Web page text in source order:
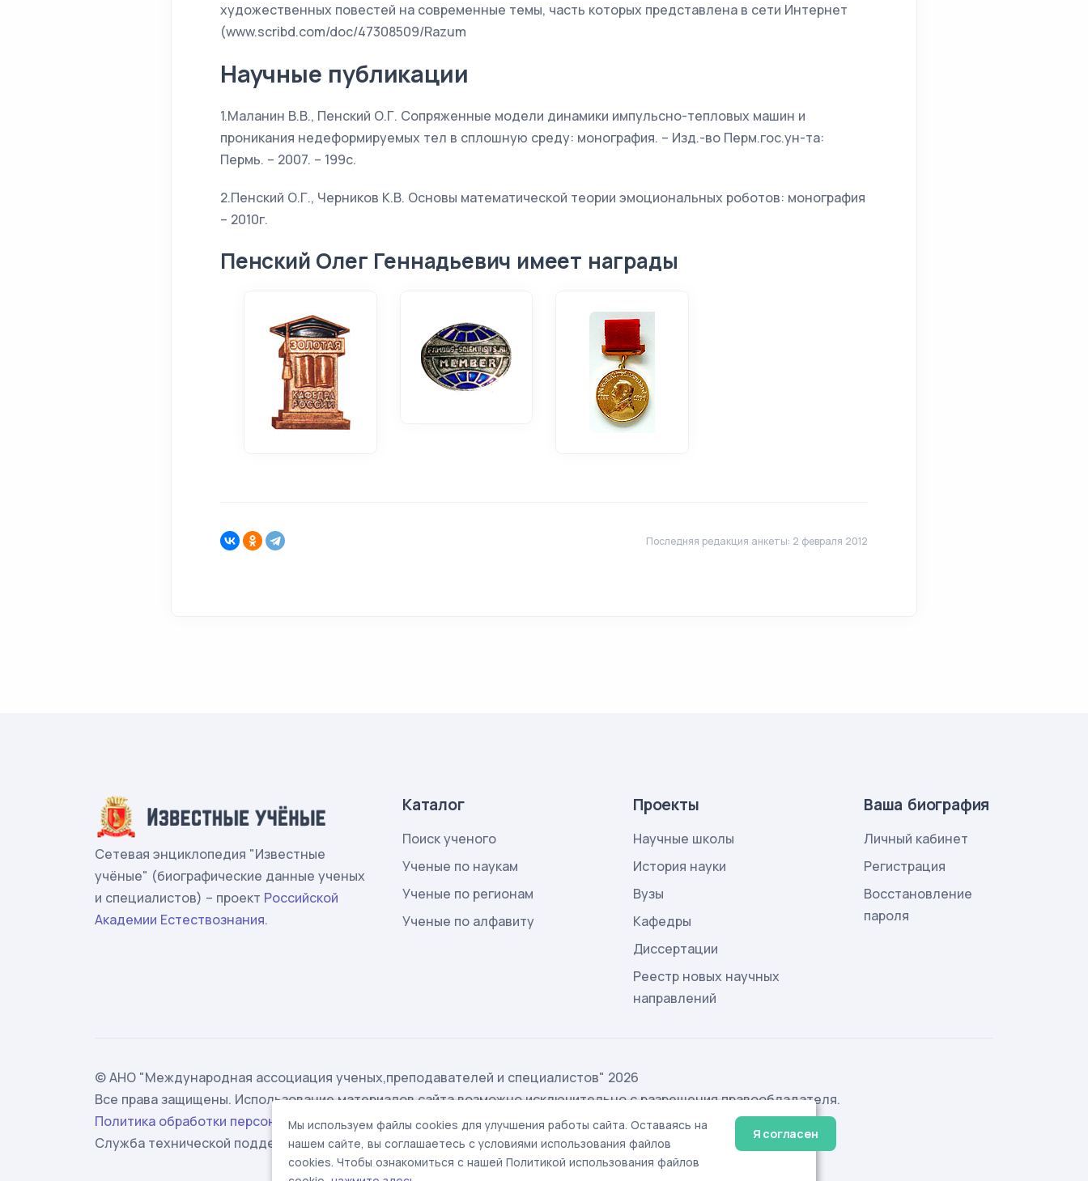
художественных повестей на современные темы, часть которых представлена в сети Интернет
(www.scribd.com/doc/47308509/Razum
Научные публикации
1.Маланин В.В., Пенский О.Г. Сопряженные модели динамики импульсно-тепловых машин и
проникания недеформируемых тел в сплошную среду: монография. – Изд.-во Перм.гос.ун-та:
Пермь. – 2007. – 199с.
2.Пенский О.Г., Черников К.В. Основы математической теории эмоциональных роботов: монография
– 2010г.
Пенский Олег Геннадьевич имеет награды
Последняя редакция анкеты: 2 февраля 2012
Сетевая энциклопедия "Известные
учёные" (биографические данные ученых
и специалистов) – проект Российской
Академии Естествознания.
Каталог
Поиск ученого
Ученые по наукам
Ученые по регионам
Ученые по алфавиту
Проекты
Научные школы
История науки
Вузы
Кафедры
Диссертации
Реестр новых научных
направлений
Ваша биография
Личный кабинет
Регистрация
Восстановление
пароля
© АНО "Международная ассоциация ученых,преподавателей и специалистов" 2026
Все права защищены. Использование материалов сайта возможно исключительно с разрешения правообладателя.
Политика обработки персональных данных
Служба технической поддержки -support@rae.ru
Мы используем файлы cookies для улучшения работы сайта. Оставаясь на
нашем сайте, вы соглашаетесь с условиями использования файлов
cookies. Чтобы ознакомиться с нашей Политикой использования файлов
Я согласен